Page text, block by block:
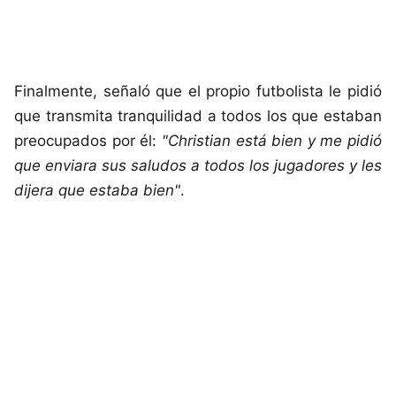
Finalmente, señaló que el propio futbolista le pidió
que transmita tranquilidad a todos los que estaban
preocupados por él: "Christian está bien y me pidió
que enviara sus saludos a todos los jugadores y les
dijera que estaba bien".